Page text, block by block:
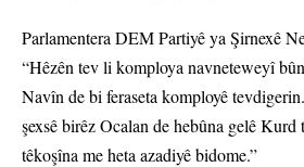
Parlamentera DEM Partiyê ya Şirnexê
“Hêzên tev li komploya navneteweyî
Navîn de bi feraseta komployê
şexsê birêz Ocalan de hebûna gelê
têkoşîna me heta azadiyê bidome.”